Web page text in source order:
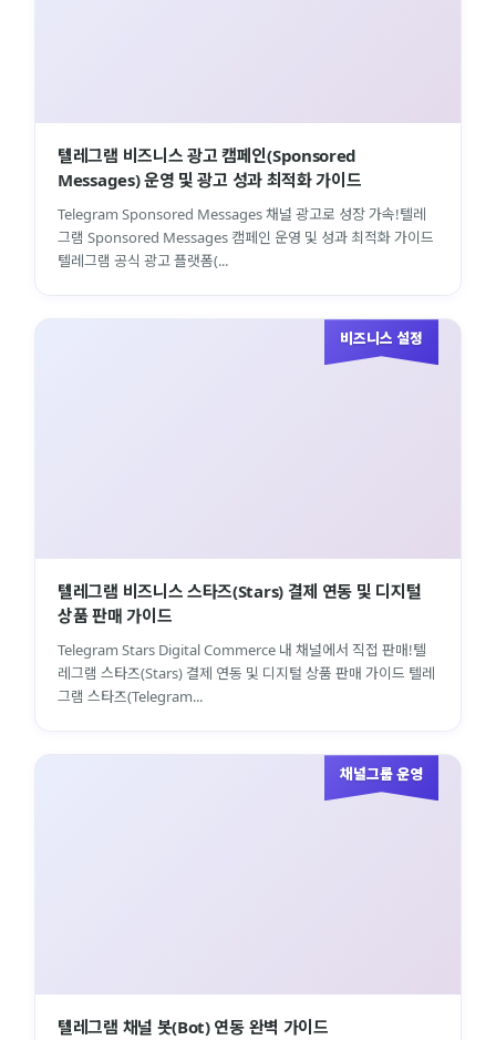
텔레그램 비즈니스 광고 캠페인(Sponsored
Messages) 운영 및 광고 성과 최적화 가이드
Telegram Sponsored Messages 채널 광고로 성장 가속!텔레
그램 Sponsored Messages 캠페인 운영 및 성과 최적화 가이드
텔레그램 공식 광고 플랫폼(...
비즈니스 설정
텔레그램 비즈니스 스타즈(Stars) 결제 연동 및 디지털
상품 판매 가이드
Telegram Stars Digital Commerce 내 채널에서 직접 판매!텔
레그램 스타즈(Stars) 결제 연동 및 디지털 상품 판매 가이드 텔레
그램 스타즈(Telegram...
채널그룹 운영
텔레그램 채널 봇(Bot) 연동 완벽 가이드